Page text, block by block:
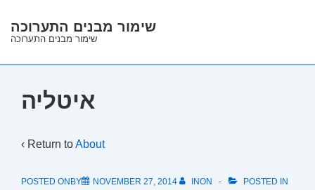
Skip
Main
שימור מבנים התערוכה
שימור מבנים התערוכה
איטליה
‹ Return toAbout
POSTED ONBY NOVEMBER 27, 2014 INON POSTED IN